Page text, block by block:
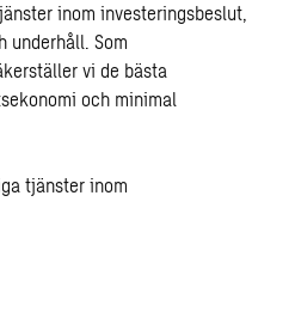
inom investeringsbeslut,
underhåll. Som
vi de bästa
och minimal
tjänster inom